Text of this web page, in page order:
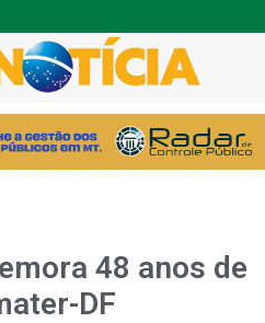
48 anos de
DF